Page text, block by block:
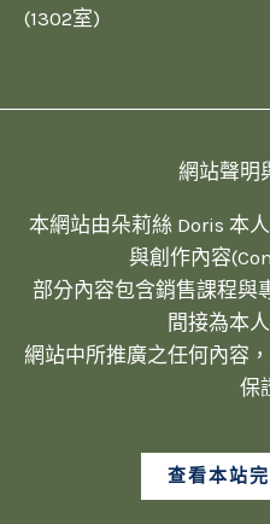
(1302室)
網站聲明
本網站由朵莉絲 Doris 本
與創作內容
部分內容包含銷售課程與
間接為本
網站中所推廣之任何內容
保
查看本站